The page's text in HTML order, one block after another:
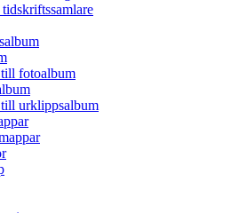
fotoalbum
urklippsalbum